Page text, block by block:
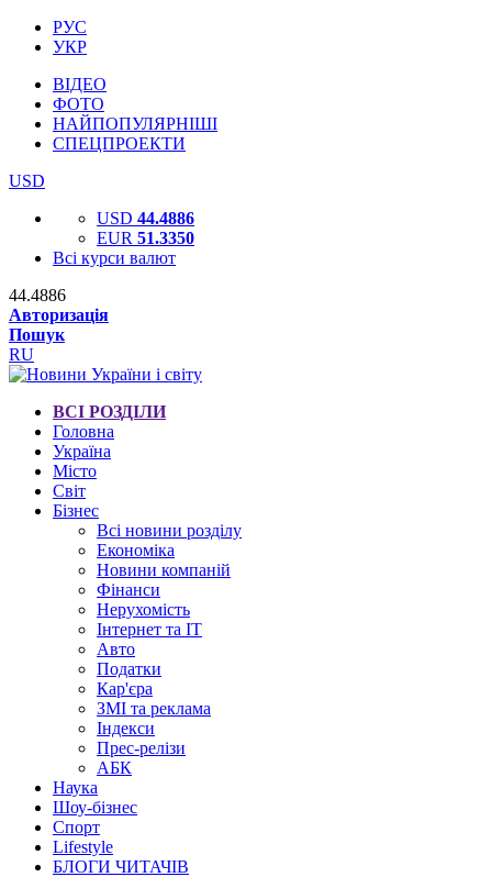
РУС
УКР
ВІДЕО
ФОТО
НАЙПОПУЛЯРНІШІ
СПЕЦПРОЕКТИ
USD
USD 44.4886
EUR 51.3350
Всі курси валют
44.4886
Авторизація
Пошук
RU
ВСІ РОЗДІЛИ
Головна
Україна
Місто
Світ
Бізнес
Всі новини розділу
Економіка
Новини компаній
Фінанси
Нерухомість
Інтернет та IT
Авто
Податки
Кар'єра
ЗМІ та реклама
Індекси
Прес-релізи
АБК
Наука
Шоу-бізнес
Спорт
Lifestyle
БЛОГИ ЧИТАЧІВ